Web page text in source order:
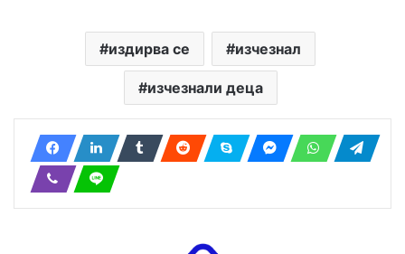
издирва се изчезнал
изчезнали деца